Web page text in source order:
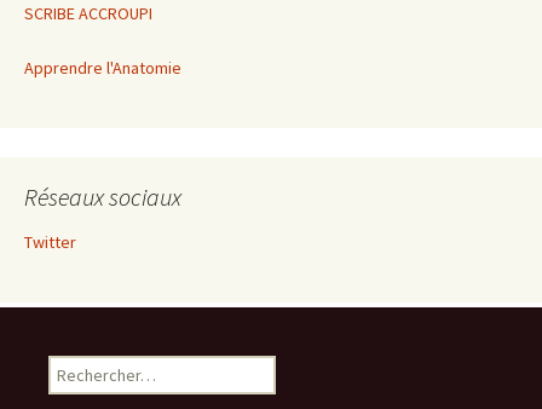
SCRIBE ACCROUPI
Apprendre l'Anatomie
Réseaux sociaux
Twitter
Rechercher :